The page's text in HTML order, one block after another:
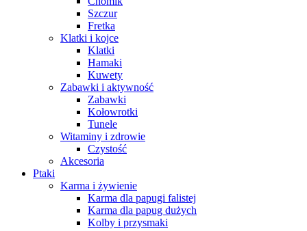
Szczur
Fretka
Klatki i kojce
Klatki
Hamaki
Kuwety
Zabawki i aktywność
Zabawki
Kołowrotki
Tunele
Witaminy i zdrowie
Czystość
Akcesoria
Ptaki
Karma i żywienie
Karma dla papugi falistej
Karma dla papug dużych
Kolby i przysmaki